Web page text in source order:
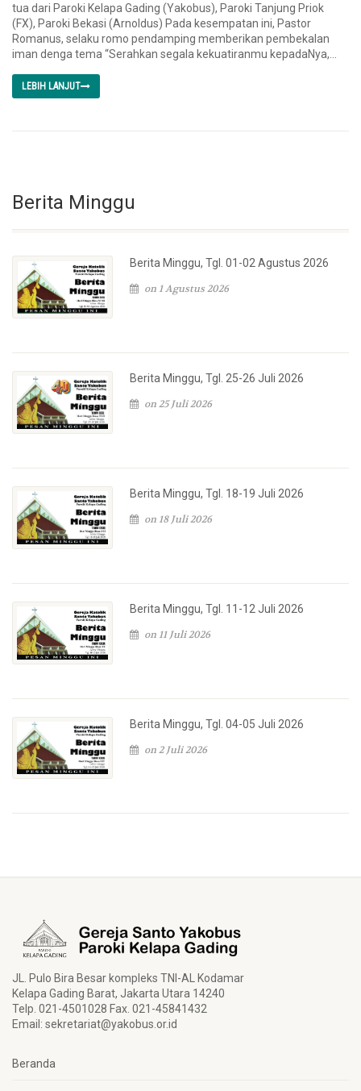
tua dari Paroki Kelapa Gading (Yakobus), Paroki Tanjung Priok
(FX), Paroki Bekasi (Arnoldus) Pada kesempatan ini, Pastor
Romanus, selaku romo pendamping memberikan pembekalan
iman denga tema “Serahkan segala kekuatiranmu kepadaNya,...
LEBIH LANJUT
Berita Minggu
Berita Minggu, Tgl. 01-02 Agustus 2026
on 1 Agustus 2026
Berita Minggu, Tgl. 25-26 Juli 2026
on 25 Juli 2026
Berita Minggu, Tgl. 18-19 Juli 2026
on 18 Juli 2026
Berita Minggu, Tgl. 11-12 Juli 2026
on 11 Juli 2026
Berita Minggu, Tgl. 04-05 Juli 2026
on 2 Juli 2026
JL. Pulo Bira Besar kompleks TNI-AL Kodamar
Kelapa Gading Barat, Jakarta Utara 14240
Telp. 021-4501028 Fax. 021-45841432
Email: sekretariat@yakobus.or.id
Beranda